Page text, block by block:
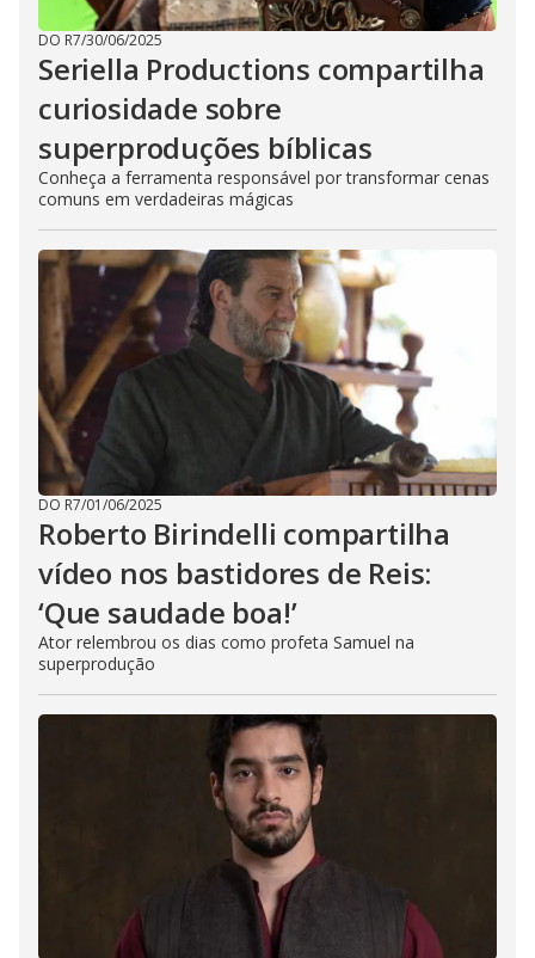
DO R7/30/06/2025
Seriella Productions compartilha
curiosidade sobre
superproduções bíblicas
Conheça a ferramenta responsável por transformar cenas
comuns em verdadeiras mágicas
DO R7/01/06/2025
Roberto Birindelli compartilha
vídeo nos bastidores de Reis:
‘Que saudade boa!’
Ator relembrou os dias como profeta Samuel na
superprodução